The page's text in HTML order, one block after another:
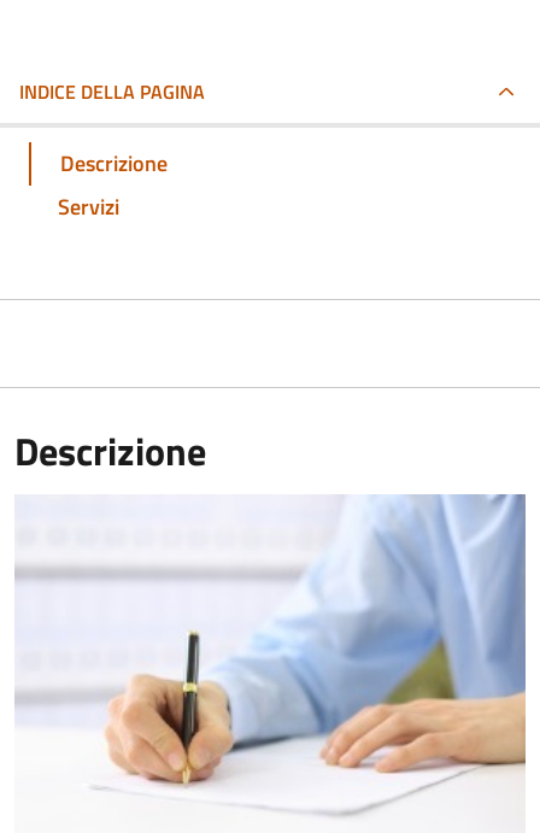
INDICE DELLA PAGINA
Descrizione
Servizi
Descrizione